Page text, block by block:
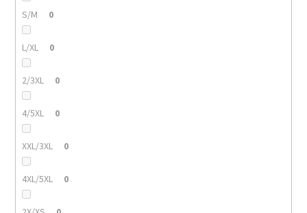
S/M 0
L/XL 0
2/3XL 0
4/5XL 0
XXL/3XL 0
4XL/5XL 0